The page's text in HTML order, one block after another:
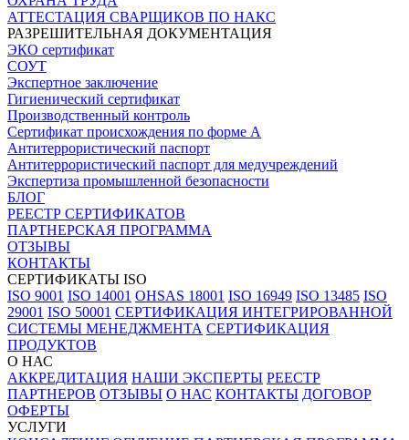
АТТЕСТАЦИЯ СВАРЩИКОВ ПО НАКС
РАЗРЕШИТЕЛЬНАЯ ДОКУМЕНТАЦИЯ
ЭКО сертификат
СОУТ
Экспертное заключение
Гигиенический сертификат
Производственный контроль
Сертификат происхождения по форме А
Антитеррористический паспорт
Антитеррористический паспорт для медучреждений
Экспертиза промышленной безопасности
БЛОГ
РЕЕСТР СЕРТИФИКАТОВ
ПАРТНЕРСКАЯ ПРОГРАММА
ОТЗЫВЫ
КОНТАКТЫ
СЕРТИФИКАТЫ ISO
ISO 9001 ISO 14001 OHSAS 18001 ISO 16949 ISO 13485 ISO
29001 ISO 50001 СЕРТИФИКАЦИЯ ИНТЕГРИРОВАННОЙ
СИСТЕМЫ МЕНЕДЖМЕНТА СЕРТИФИКАЦИЯ
ПРОДУКТОВ
О НАС
АККРЕДИТАЦИЯ НАШИ ЭКСПЕРТЫ РЕЕСТР
ПАРТНЕРОВ ОТЗЫВЫ О НАС КОНТАКТЫ ДОГОВОР
ОФЕРТЫ
УСЛУГИ